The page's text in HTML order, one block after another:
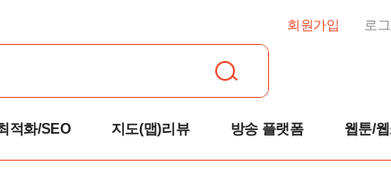
회원가입 로
적화/SEO 지도(맵)리뷰 방송 플랫폼 웹툰/